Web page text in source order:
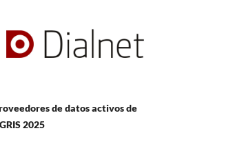
de datos activos de
2025